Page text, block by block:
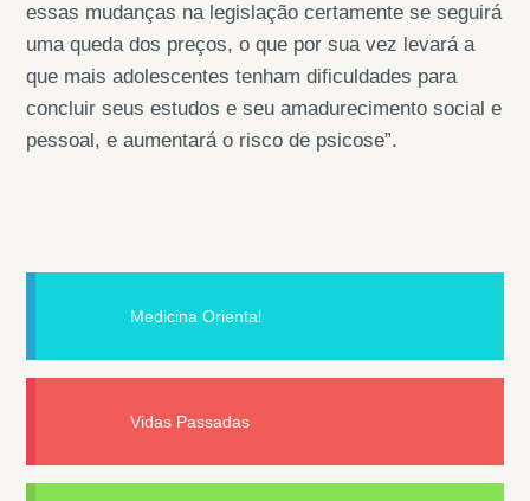
essas mudanças na legislação certamente se seguirá
uma queda dos preços, o que por sua vez levará a
que mais adolescentes tenham dificuldades para
concluir seus estudos e seu amadurecimento social e
pessoal, e aumentará o risco de psicose”.
Medicina Oriental
Vidas Passadas